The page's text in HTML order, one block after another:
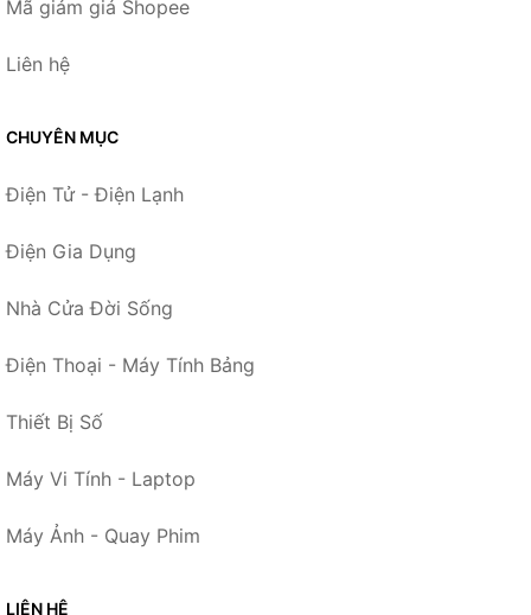
Mã giảm giá Shopee
Liên hệ
CHUYÊN MỤC
Điện Tử - Điện Lạnh
Điện Gia Dụng
Nhà Cửa Đời Sống
Điện Thoại - Máy Tính Bảng
Thiết Bị Số
Máy Vi Tính - Laptop
Máy Ảnh - Quay Phim
LIÊN HỆ